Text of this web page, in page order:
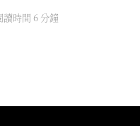
讀時間 6 分鐘